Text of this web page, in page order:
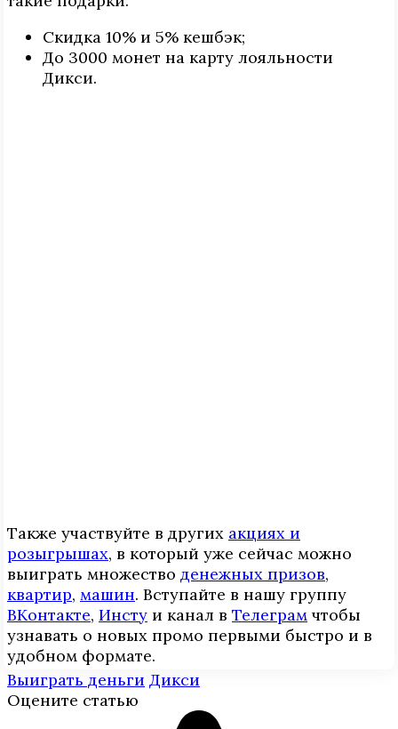
Скидка 10% и 5% кешбэк;
До 3000 монет на карту лояльности
Дикси.
Также участвуйте в других акциях и
розыгрышах, в который уже сейчас можно
выиграть множество денежных призов,
квартир, машин. Вступайте в нашу группу
ВКонтакте, Инcтy и канал в Телеграм чтобы
узнавать о новых промо первыми быстро и в
удобном формате.
Выиграть деньги Дикси
Оцените статью